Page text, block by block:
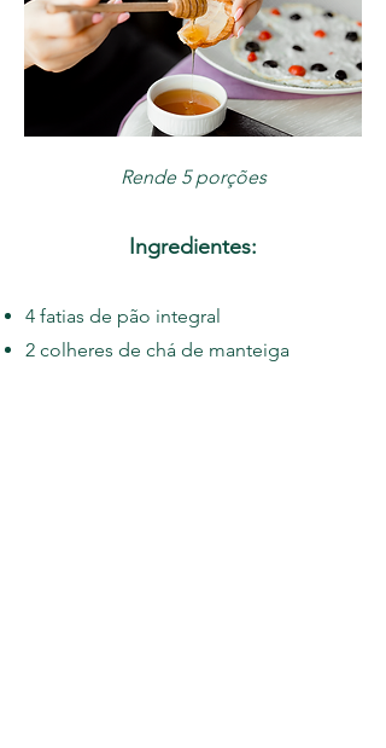
Rende 5 porções
Ingredientes:
4 fatias de pão integral
2 colheres de chá de manteiga